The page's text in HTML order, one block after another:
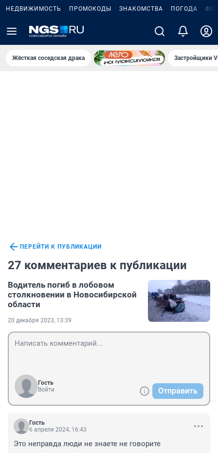
НЕДВИЖИМОСТЬ ПРОМОКОДЫ ЗНАКОМСТВА ПОГОДА
Жёсткая соседская драка Застройщики
ПЕРЕЙТИ К ПУБЛИКАЦИИ
27 комментариев к публикации
Водитель погиб в лобовом
столкновении в Новосибирской
области
20 декабря 2023, 13:39
Гость
Войти
Отправить
Гость
6 апреля 2024, 16:43
Это неправда люди не знаете не говорите